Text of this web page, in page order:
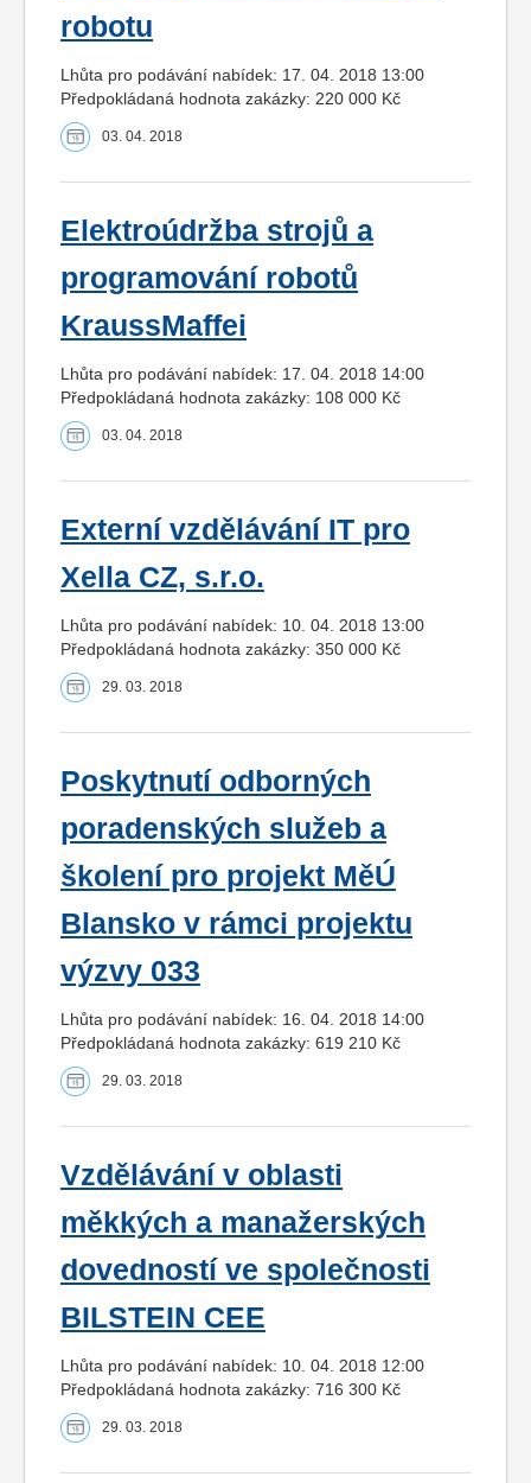
robotu
Lhůta pro podávání nabídek: 17. 04. 2018 13:00
Předpokládaná hodnota zakázky: 220 000 Kč
03. 04. 2018
Elektroúdržba strojů a
programování robotů
KraussMaffei
Lhůta pro podávání nabídek: 17. 04. 2018 14:00
Předpokládaná hodnota zakázky: 108 000 Kč
03. 04. 2018
Externí vzdělávání IT pro
Xella CZ, s.r.o.
Lhůta pro podávání nabídek: 10. 04. 2018 13:00
Předpokládaná hodnota zakázky: 350 000 Kč
29. 03. 2018
Poskytnutí odborných
poradenských služeb a
školení pro projekt MěÚ
Blansko v rámci projektu
výzvy 033
Lhůta pro podávání nabídek: 16. 04. 2018 14:00
Předpokládaná hodnota zakázky: 619 210 Kč
29. 03. 2018
Vzdělávání v oblasti
měkkých a manažerských
dovedností ve společnosti
BILSTEIN CEE
Lhůta pro podávání nabídek: 10. 04. 2018 12:00
Předpokládaná hodnota zakázky: 716 300 Kč
29. 03. 2018